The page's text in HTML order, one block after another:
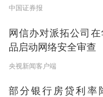
附近，对应现券
证指数在3555点
全部涨幅，TL主
动下转涨，30年
近买入意愿明显
中国证券报
网信办对派拓公司
品启动网络安全审查
央视新闻客户端
部分银行房贷利率